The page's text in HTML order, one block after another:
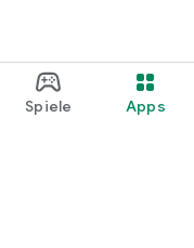
Spiele Apps